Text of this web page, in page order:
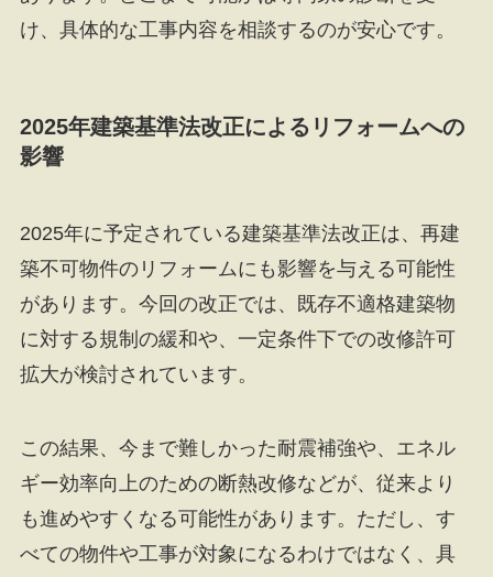
け、具体的な工事内容を相談するのが安心です。
2025年建築基準法改正によるリフォームへの
影響
2025年に予定されている建築基準法改正は、再建
築不可物件のリフォームにも影響を与える可能性
があります。今回の改正では、既存不適格建築物
に対する規制の緩和や、一定条件下での改修許可
拡大が検討されています。
この結果、今まで難しかった耐震補強や、エネル
ギー効率向上のための断熱改修などが、従来より
も進めやすくなる可能性があります。ただし、す
べての物件や工事が対象になるわけではなく、具